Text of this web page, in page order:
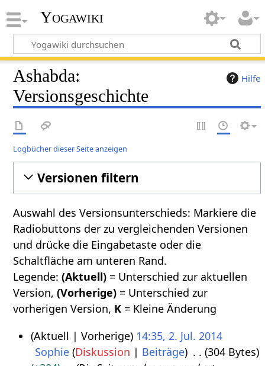
Yogawiki
Hilfe
Ashabda:
Versionsgeschichte
Logbücher dieser Seite anzeigen
Versionen filtern
Auswahl des Versionsunterschieds: Markiere die
Radiobuttons der zu vergleichenden Versionen
und drücke die Eingabetaste oder die
Schaltfläche am unteren Rand.
Legende:(Aktuell) = Unterschied zur aktuellen
Version,(Vorherige) = Unterschied zur
vorherigen Version, K = Kleine Änderung
Aktuell Vorherige 14:35, 2. Jul. 2014
Sophie Diskussion Beiträge
304 Bytes